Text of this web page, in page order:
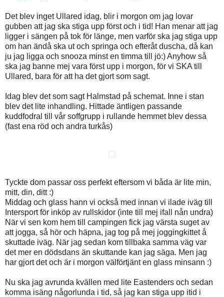
Det blev inget Ullared idag, blir i morgon om jag lovar
gubben att jag ska stiga upp först och i tid! Han menar att jag
ligger i sängen på tok för länge, men varför ska jag stiga upp
om han ändå ska ut och springa och efteråt duscha, då kan
ju jag ligga och snooza minst en timma till jö:) Anyhow så
ska jag banne mej vara först upp i morgon, för vi SKA till
Ullared, bara för att ha det gjort som sagt.
Idag blev det som sagt Halmstad på schemat. Inne i stan
blev det lite inhandling. Hittade äntligen passande
kuddfodral till vår soffgrupp i rullande hemmet blev dessa
(fast ena röd och andra turkås)
Tyckte dom passar oss perfekt eftersom vi båda är lite min,
mitt, din, ditt :)
Middag och glass hann vi också med innan vi ilade iväg till
Intersport för inköp av rullskidor (inte till mej ifall nån undra)
När vi sen kom hem till campingen fick jag värsta suget av
att jogga, så hör och häpna, jag tog på mej joggingkittet å
skuttade iväg. När jag sedan kom tillbaka samma väg var
det mer en dödsdans än skuttande kan jag säga. Men jag
har gjort det och är i morgon välförtjänt en glass minsann :)
Nu ska jag avrunda kvällen med lite Eastenders och sedan
komma isäng någorlunda i tid, så jag kan stiga upp itid i